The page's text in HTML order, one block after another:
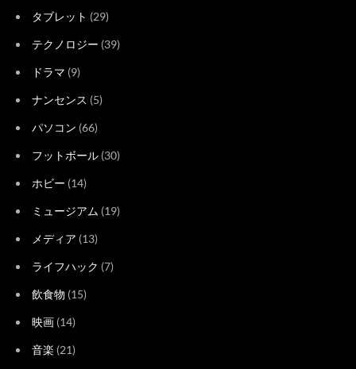
タブレット (29)
テクノロジー (39)
ドラマ (9)
ナンセンス (5)
パソコン (66)
フットボール (30)
ホビー (14)
ミュージアム (19)
メディア (13)
ライフハック (7)
飲食物 (15)
映画 (14)
音楽 (21)